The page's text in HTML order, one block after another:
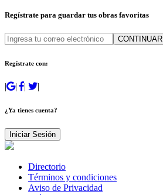
Regístrate para guardar tus obras favoritas
CONTINUAR
Regístrate con:
| | | |
¿Ya tienes cuenta?
Iniciar Sesión
Directorio
Términos y condiciones
Aviso de Privacidad